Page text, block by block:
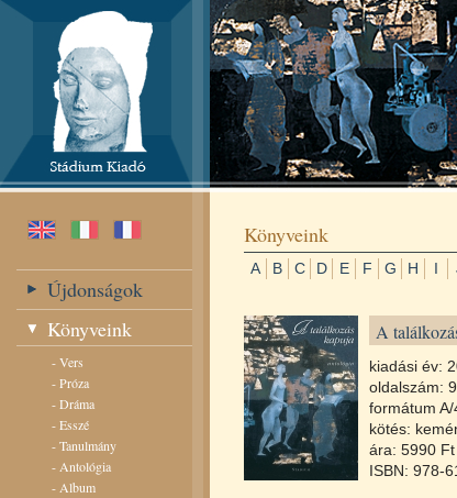
Újdonságok
Könyveink
-Vers
-Próza
-Dráma
-Esszé
-Tanulmány
- Antológia
- Album
Könyveink
A B C D E F G H I
A
kiadási év:
oldalszám:
formátum A/
kötés:
ára: 5990 Ft
ISBN: 978-